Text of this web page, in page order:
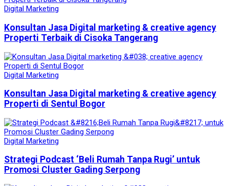
Digital Marketing
Konsultan Jasa Digital marketing & creative agency
Properti Terbaik di Cisoka Tangerang
Digital Marketing
Konsultan Jasa Digital marketing & creative agency
Properti di Sentul Bogor
Digital Marketing
Strategi Podcast ‘Beli Rumah Tanpa Rugi’ untuk
Promosi Cluster Gading Serpong